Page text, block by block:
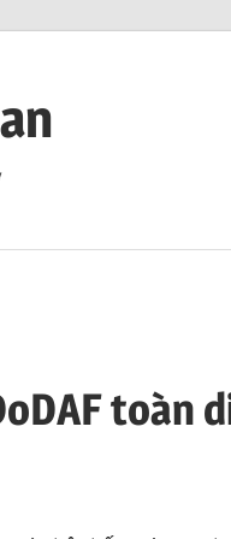
toàn